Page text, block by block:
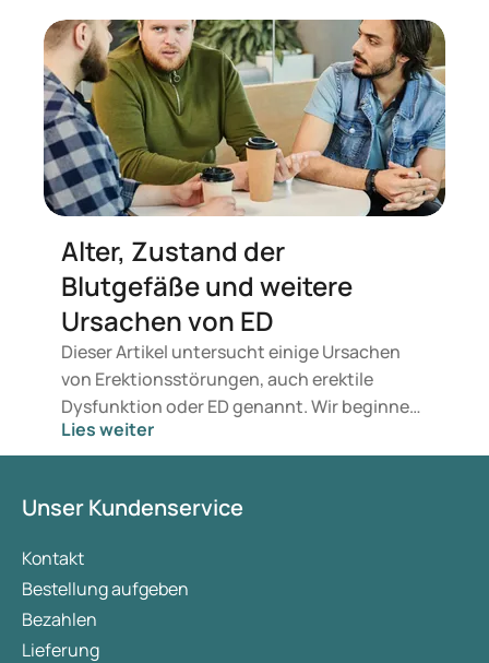
beeinflusst wird, hat dies auch einen Impact
auf Beziehungen, die auf Verbindlichkeit,
Kommunikation, Ehrlichkeit, Verantwortung
und Vertrauen beruhen. Lesen Sie weiter und
erfahren Sie, wie Sie diese
Herausforderungen gemeinsam bewältigen.
Alter, Zustand der
Blutgefäße und weitere
Ursachen von ED
Dieser Artikel untersucht einige Ursachen
von Erektionsstörungen, auch erektile
Dysfunktion oder ED genannt. Wir beginnen
bei der Frage, was das Alter und der Zustand
der Blutgefäße mit der Entstehung von
Anschließend betrachten wir mögliche
Erektionsstörungen.
Lies weiter
Unser Kundenservice
Kontakt
Bestellung aufgeben
Bezahlen
Lieferung